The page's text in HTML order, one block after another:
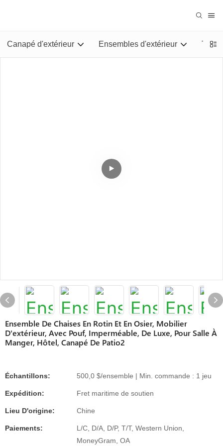
Canapé d'extérieur Ensembles d'extérieur
Ensemble De Chaises En Rotin Et En Osier, Mobilier
D'extérieur, Avec Pouf, Imperméable, De Luxe, Pour Salle À
Manger, Hôtel, Canapé De Patio2
Échantillons: 500,0 $/ensemble | Min. commande : 1 jeu
Expédition: Fret maritime de soutien
Lieu D'origine: Chine
Paiements:
L/C, D/A, D/P, T/T, Western Union,
MoneyGram, OA